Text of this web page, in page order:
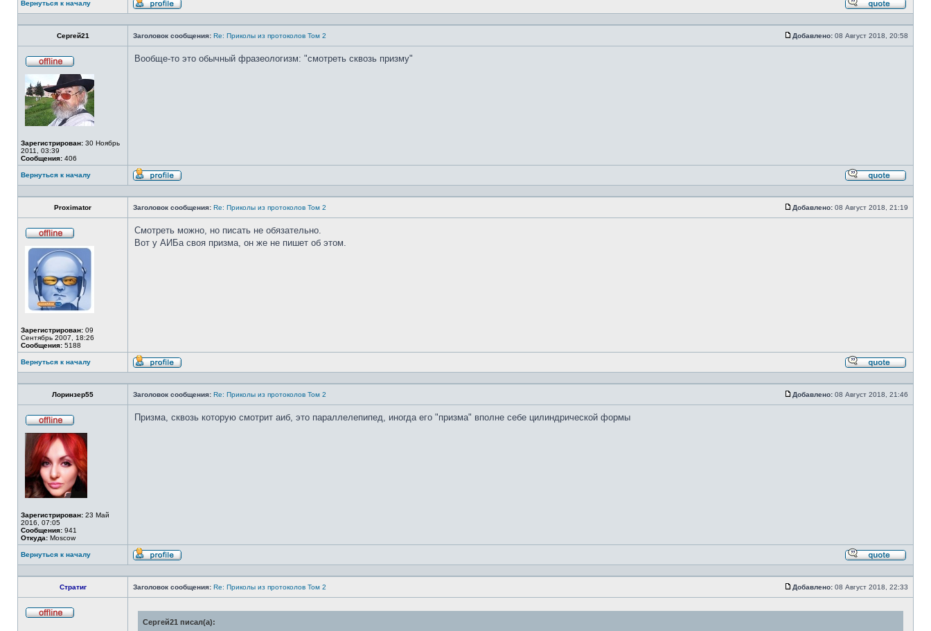
Вернуться к началу
Профиль
Сергей21
Заголовок сообщения: Re: Приколы из протоколов Том 2
Сообщение
Добавлено: 08 Август 2018, 20:58
сети
Зарегистрирован: 30 Ноябрь
2011, 03:39
Сообщения: 406
Вообще-то это обычный фразеологизм: "смотреть сквозь призму"
Вернуться к началу
Профиль
Proximator
Заголовок сообщения: Re: Приколы из протоколов Том 2
Сообщение
Добавлено: 08 Август 2018, 21:19
в
сети
Зарегистрирован: 09
Сентябрь 2007, 18:26
Сообщения: 5188
Смотреть можно, но писать не обязательно.
Вот у АИБа своя призма, он же не пишет об этом.
Вернуться к началу
Профиль
Лоринзер55
Заголовок сообщения: Re: Приколы из протоколов Том 2
Сообщение
Добавлено: 08 Август 2018, 21:46
в
сети
Зарегистрирован: 23 Май
2016, 07:05
Сообщения: 941
Откуда: Moscow
Призма, сквозь которую смотрит аиб, это параллелепипед, иногда его "призма" вполне себе цилиндрической формы
Вернуться к началу
Профиль
Стратиг
Заголовок сообщения: Re: Приколы из протоколов Том 2
Сообщение
Добавлено: 08 Август 2018, 22:33
Сергей21 писал(а):